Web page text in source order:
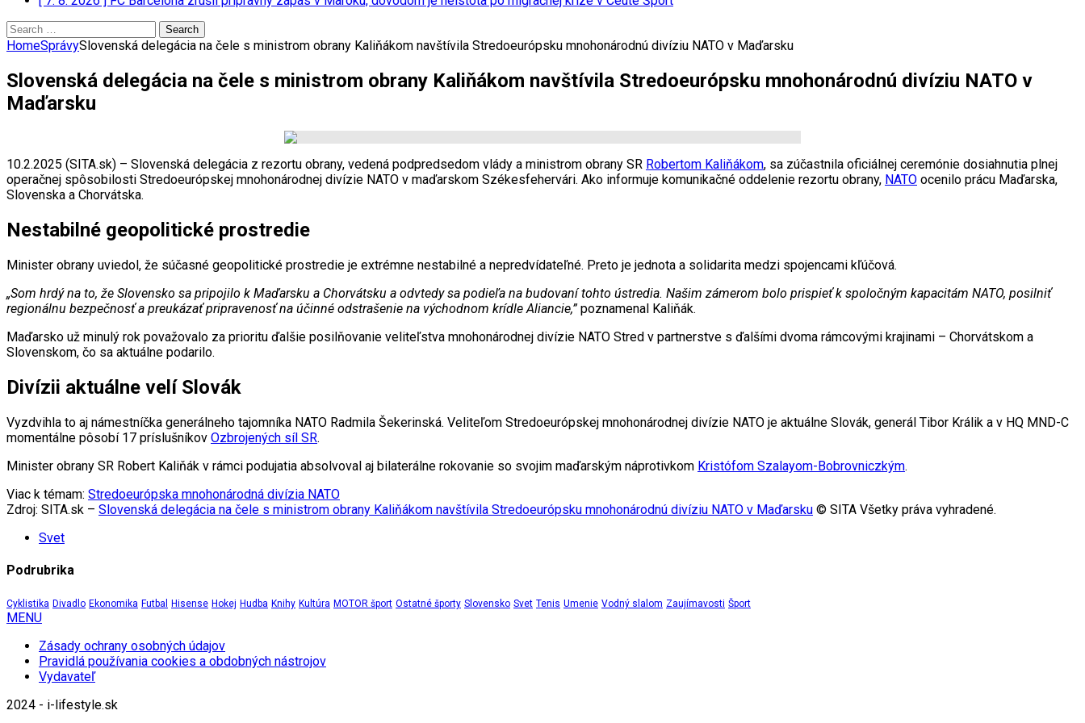
Search
for:
HomeSprávySlovenská delegácia na čele s ministrom obrany Kaliňákom navštívila Stredoeurópsku mnohonárodnú divíziu NATO v Maďarsku
Slovenská delegácia na čele s ministrom obrany Kaliňákom navštívila Stredoeurópsku mnohonárodnú divíziu NATO v
Maďarsku
10.2.2025 (SITA.sk) – Slovenská delegácia z rezortu obrany, vedená podpredsedom vlády a ministrom obrany SR Robertom Kaliňákom, sa zúčastnila oficiálnej ceremónie dosiahnutia plnej
operačnej spôsobilosti Stredoeurópskej mnohonárodnej divízie NATO v maďarskom Székesfehervári. Ako informuje komunikačné oddelenie rezortu obrany, NATO ocenilo prácu Maďarska,
Slovenska a Chorvátska.
Nestabilné geopolitické prostredie
Minister obrany uviedol, že súčasné geopolitické prostredie je extrémne nestabilné a nepredvídateľné. Preto je jednota a solidarita medzi spojencami kľúčová.
„Som hrdý na to, že Slovensko sa pripojilo k Maďarsku a Chorvátsku a odvtedy sa podieľa na budovaní tohto ústredia. Našim zámerom bolo prispieť k spoločným kapacitám NATO, posilniť
regionálnu bezpečnosť a preukázať pripravenosť na účinné odstrašenie na východnom krídle Aliancie,” poznamenal Kaliňák.
Maďarsko už minulý rok považovalo za prioritu ďalšie posilňovanie veliteľstva mnohonárodnej divízie NATO Stred v partnerstve s ďalšími dvoma rámcovými krajinami – Chorvátskom a
Slovenskom, čo sa aktuálne podarilo.
Divízii aktuálne velí Slovák
Vyzdvihla to aj námestníčka generálneho tajomníka NATO Radmila Šekerinská. Veliteľom Stredoeurópskej mnohonárodnej divízie NATO je aktuálne Slovák, generál Tibor Králik a v HQ MND-C
momentálne pôsobí 17 príslušníkov Ozbrojených síl SR.
Minister obrany SR Robert Kaliňák v rámci podujatia absolvoval aj bilaterálne rokovanie so svojim maďarským náprotivkom Kristófom Szalayom-Bobrovniczkým.
Viac k témam: Stredoeurópska mnohonárodná divízia NATO
Zdroj: SITA.sk – Slovenská delegácia na čele s ministrom obrany Kaliňákom navštívila Stredoeurópsku mnohonárodnú divíziu NATO v Maďarsku © SITA Všetky práva vyhradené.
Svet
Podrubrika
Cyklistika Divadlo Ekonomika Futbal Hisense Hokej Hudba Knihy Kultúra MOTOR šport Ostatné športy Slovensko Svet Tenis Umenie Vodný slalom Zaujímavosti Šport
MENU
Zásady ochrany osobných údajov
Pravidlá používania cookies a obdobných nástrojov
Vydavateľ
2024 - i-lifestyle.sk